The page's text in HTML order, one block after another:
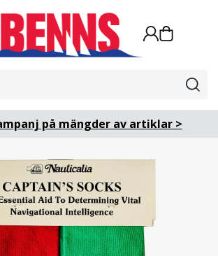
på mängder av artiklar >